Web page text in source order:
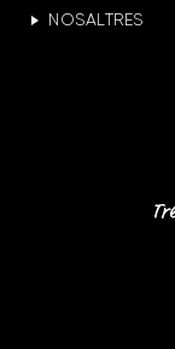
NOSALTRES